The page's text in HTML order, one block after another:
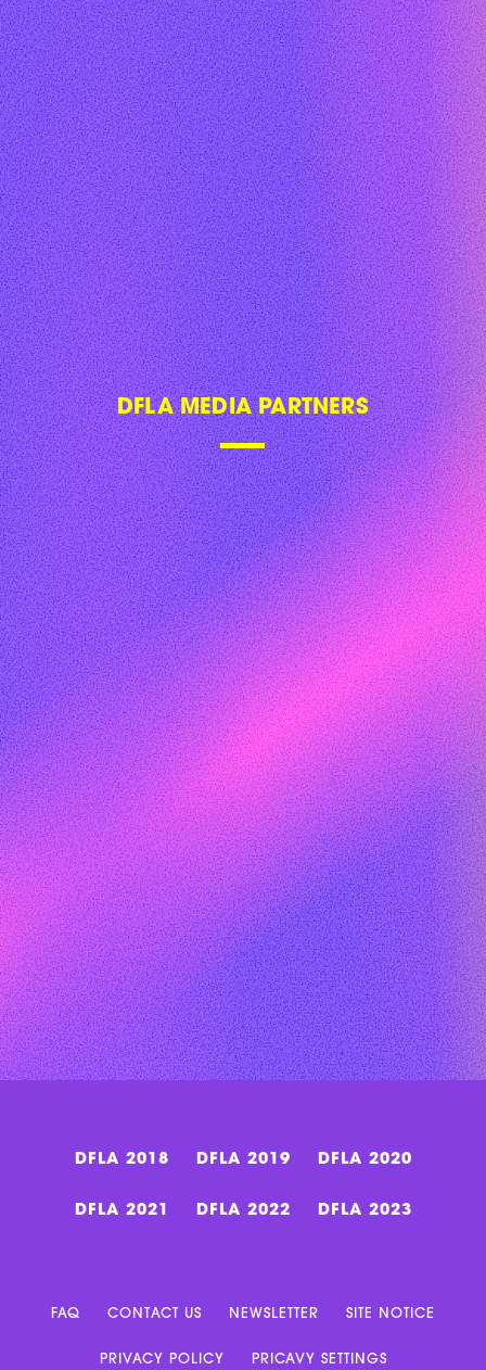
DFLA MEDIA PARTNERS
DFLA 2018 DFLA 2019 DFLA 2020
DFLA 2021 DFLA 2022 DFLA 2023
FAQ CONTACT US NEWSLETTER SITE NOTICE
PRIVACY POLICY PRICAVY SETTINGS
GLOBAL DIGITAL WOMEN